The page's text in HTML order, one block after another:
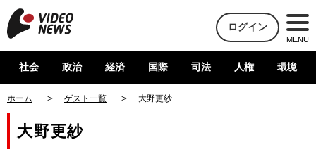
ログイン
MENU
社会 政治 経済 国際 司法 人権 環境
ホーム ゲスト一覧 大野更紗
大野更紗